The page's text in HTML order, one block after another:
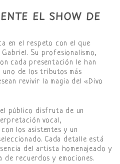
EL SHOW DE
en el respeto con el que
Su profesionalismo,
cada presentación le han
de los tributos más
revivir la magia del «Divo
público disfruta de un
vocal,
los asistentes y un
Cada detalle está
del artista homenajeado y
de recuerdos y emociones.